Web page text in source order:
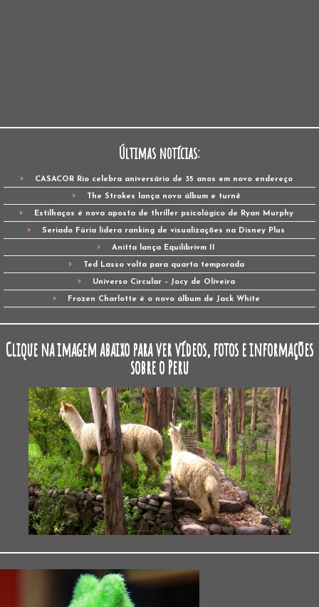
Últimas notícias:
CASACOR Rio celebra aniversário de 35 anos em novo endereço
The Strokes lança novo álbum e turnê
Estilhaços é nova aposta de thriller psicológico de Ryan Murphy
Seriado Fúria lidera ranking de visualizações na Disney Plus
Anitta lança Equilibrivm II
Ted Lasso volta para quarta temporada
Universo Circular – Jocy de Oliveira
Frozen Charlotte é o novo álbum de Jack White
Clique na imagem abaixo para ver vídeos, fotos e informações
sobre o Peru